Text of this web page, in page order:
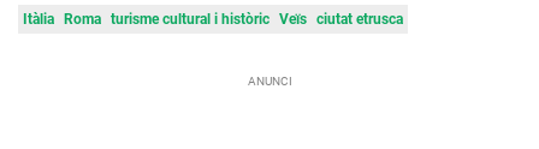
Itàlia Roma turisme cultural i històric Veïs ciutat etrusca